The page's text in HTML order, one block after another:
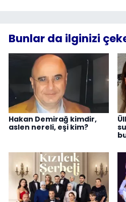
Bunlar da ilginizi
Hakan Demirağ kimdir,
aslen nereli, eşi kim?